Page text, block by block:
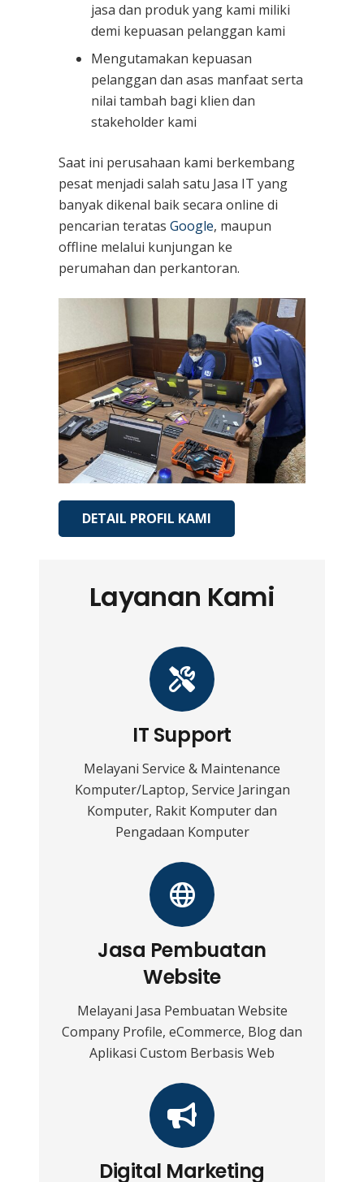
jasa dan produk yang kami miliki
demi kepuasan pelanggan kami
Mengutamakan kepuasan
pelanggan dan asas manfaat serta
nilai tambah bagi klien dan
stakeholder kami
Saat ini perusahaan kami berkembang
pesat menjadi salah satu Jasa IT yang
banyak dikenal baik secara online di
pencarian teratas Google, maupun
offline melalui kunjungan ke
perumahan dan perkantoran.
DETAIL PROFIL KAMI
Layanan Kami
IT Support
Melayani Service & Maintenance
Komputer/Laptop, Service Jaringan
Komputer, Rakit Komputer dan
Pengadaan Komputer
Jasa Pembuatan
Website
Melayani Jasa Pembuatan Website
Company Profile, eCommerce, Blog dan
Aplikasi Custom Berbasis Web
Digital Marketing